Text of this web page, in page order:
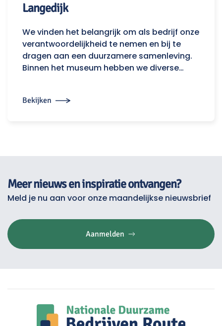
Langedijk
We vinden het belangrijk om als bedrijf onze
verantwoordelijkheid te nemen en bij te
dragen aan een duurzamere samenleving.
Binnen het museum hebben we diverse…
Bekijken
Meer nieuws en inspiratie ontvangen?
Meld je nu aan voor onze maandelijkse nieuwsbrief
Aanmelden